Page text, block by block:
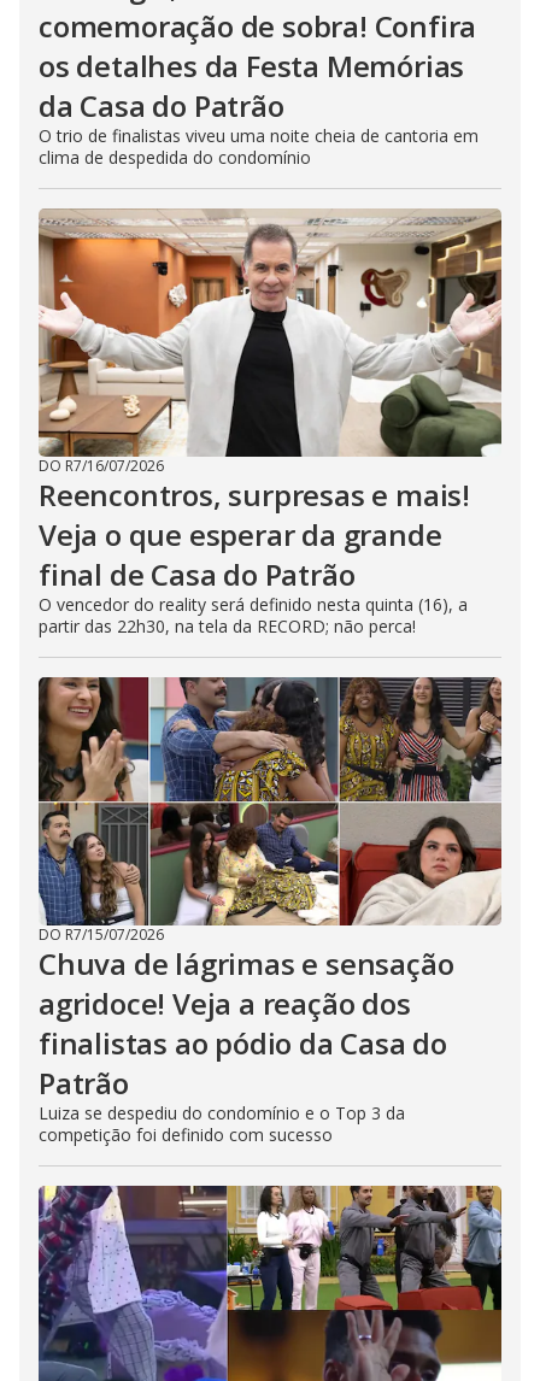
comemoração de sobra! Confira
os detalhes da Festa Memórias
da Casa do Patrão
O trio de finalistas viveu uma noite cheia de cantoria em
clima de despedida do condomínio
DO R7/16/07/2026
Reencontros, surpresas e mais!
Veja o que esperar da grande
final de Casa do Patrão
O vencedor do reality será definido nesta quinta (16), a
partir das 22h30, na tela da RECORD; não perca!
DO R7/15/07/2026
Chuva de lágrimas e sensação
agridoce! Veja a reação dos
finalistas ao pódio da Casa do
Patrão
Luiza se despediu do condomínio e o Top 3 da
competição foi definido com sucesso